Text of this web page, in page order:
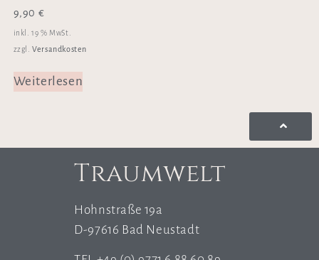
9,90 €
inkl. 19 % MwSt.
zzgl.Versandkosten
Weiterlesen
Traumwelt
Hohnstraße 19a
D-97616 Bad Neustadt